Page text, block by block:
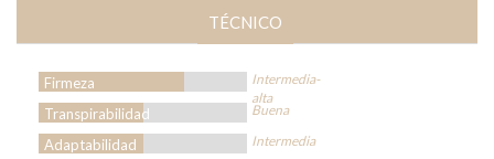
TÉCNICO
Firmeza
Intermedia-
alta
Transpirabilidad Buena
Adaptabilidad Intermedia